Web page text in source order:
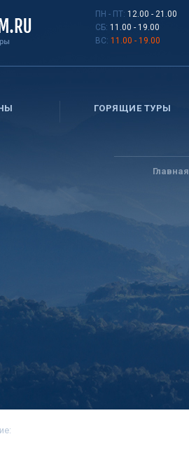
ПН - ПТ: 12.00 - 21.00
СБ: 11.00 - 19.00
ВС: 11.00 - 19.00
ГОРЯЩИЕ ТУРЫ
Главная